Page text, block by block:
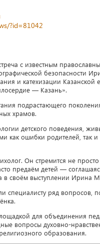
?id=81042
с известным
безопасности
и катехизации Казанской
— Казань».
подрастающего
храмов.
детского поведения,
как ошибки родителей, так
Он стремится не
предаём детей —
своём выступлении Ирина
специалисту ряд вопросов,
для объединения
вопросы духовно-
образования.